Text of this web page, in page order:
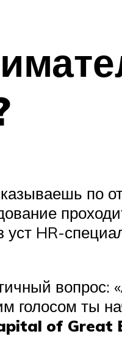
по
HR-
голосом ты
of Great